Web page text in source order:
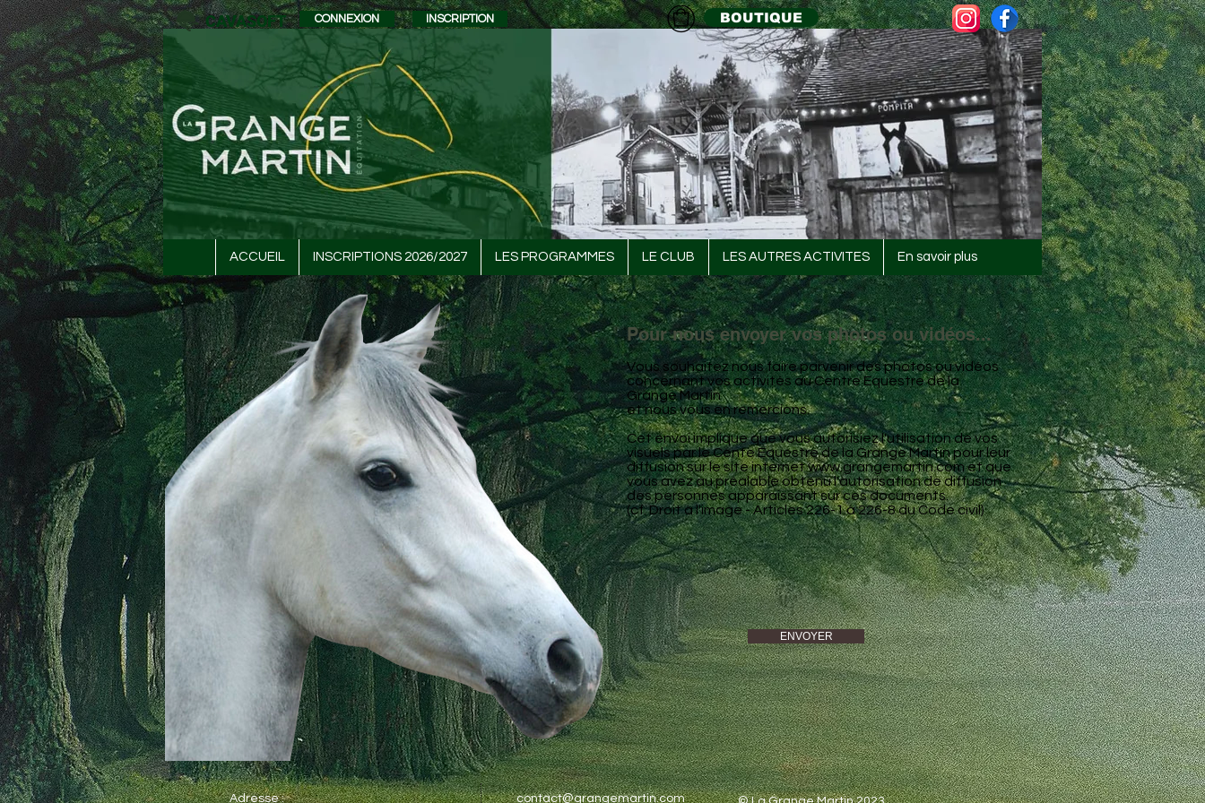
CAVASOFT CONNEXION INSCRIPTION BOUTIQUE
ACCUEIL INSCRIPTIONS 2026/2027 LES PROGRAMMES LE CLUB LES AUTRES ACTIVITES En savoir plus
Pour nous envoyer vos photos ou vidéos...
Vous souhaitez nous faire parvenir des photos ou vidéos
concernant vos activités au Centre Equestre de la
Grange Martin
et nous vous en remercions.
Cet envoi implique que vous autorisiez l'utilisation de vos
visuels par le Cente Equestre de la Grange Martin pour leur
diffusion sur le site internetwww.grangemartin.comet que
vous avez au préalable obtenu l'autorisation de diffusion
des personnes apparaissant sur ces documents.
(cf. Droit à l'image - Articles 226-1 à 226-8 du Code civil)
ENVOYER
Adresse : contact@grangemartin.com